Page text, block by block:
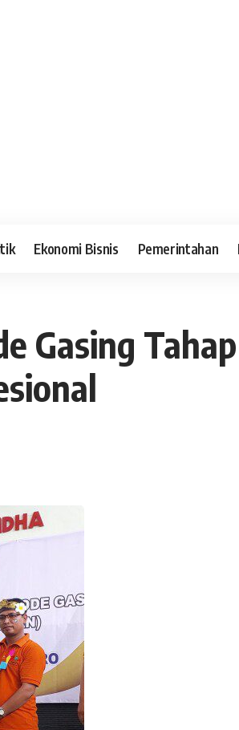
Ekonomi Bisnis Pemerintahan
Gasing